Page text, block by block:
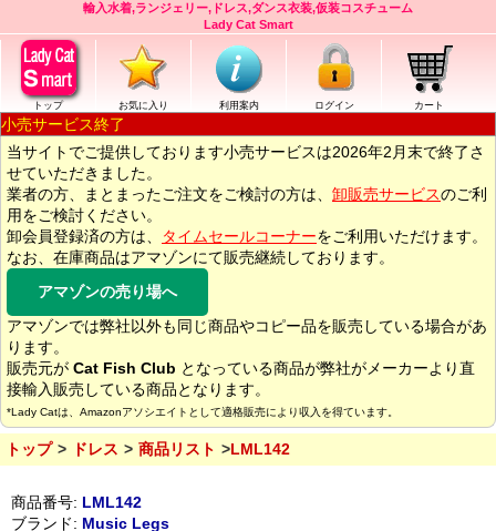
輸入水着,ランジェリー,ドレス,ダンス衣装,仮装コスチューム
Lady Cat Smart
トップ お気に入り 利用案内 ログイン カート
小売サービス終了
当サイトでご提供しております小売サービスは2026年2月末で終了さ
せていただきました。
業者の方、まとまったご注文をご検討の方は、 卸販売サービスのご利
用をご検討ください。
卸会員登録済の方は、
タイムセールコーナーをご利用いただけます。
なお、在庫商品はアマゾンにて販売継続しております。
アマゾンの売り場へ
アマゾンでは弊社以外も同じ商品やコピー品を販売している場合があ
ります。
販売元が Cat Fish Club となっている商品が弊社がメーカーより直
接輸入販売している商品となります。
*Lady Catは、Amazonアソシエイトとして適格販売により収入を得ています。
トップ ドレス 商品リスト LML142
商品番号: LML142
ブランド: Music Legs